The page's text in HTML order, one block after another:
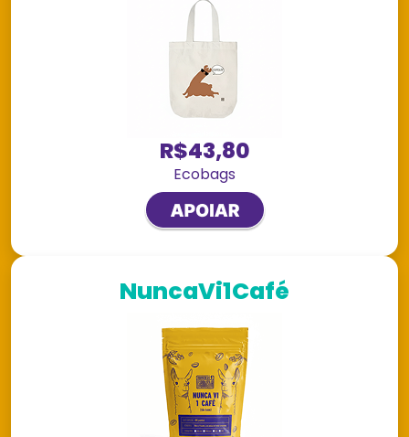
R$43,80
Ecobags
NuncaVi1Café